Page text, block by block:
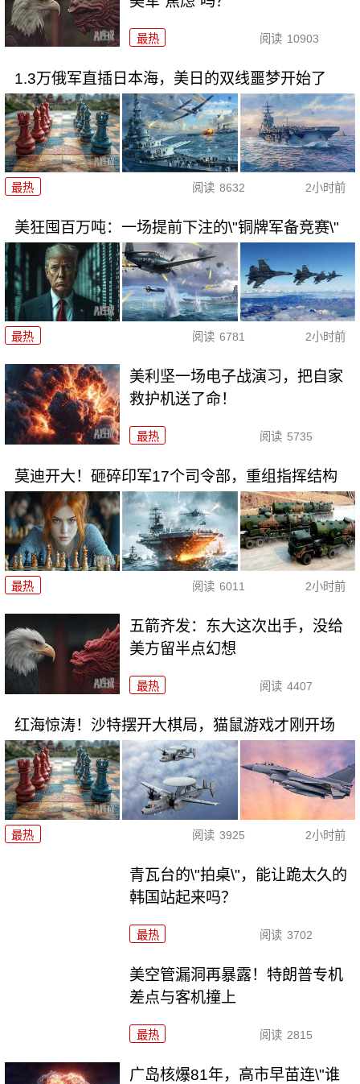
最热 阅读 10903
1.3万俄军直插日本海，美日的双线噩梦开始了
最热 阅读 8632 2小时前
美狂囤百万吨：一场提前下注的\"铜牌军备竞赛\"
最热 阅读 6781 2小时前
美利坚一场电子战演习，把自家
救护机送了命！
最热 阅读 5735
莫迪开大！砸碎印军17个司令部，重组指挥结构
最热 阅读 6011 2小时前
五箭齐发：东大这次出手，没给
美方留半点幻想
最热 阅读 4407
红海惊涛！沙特摆开大棋局，猫鼠游戏才刚开场
最热 阅读 3925 2小时前
青瓦台的\"拍桌\"，能让跪太久的
韩国站起来吗？
最热 阅读 3702
美空管漏洞再暴露！特朗普专机
差点与客机撞上
最热 阅读 2815
广岛核爆81年，高市早苗连\"谁